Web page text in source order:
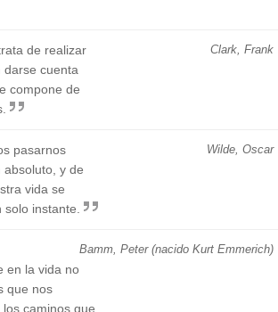
Clark, Frank
de realizar
darse cuenta
compone de
Wilde, Oscar
pasarnos
absoluto, y de
vida se
instante.
Bamm, Peter (nacido Kurt Emmerich)
en la vida no
que nos
caminos que